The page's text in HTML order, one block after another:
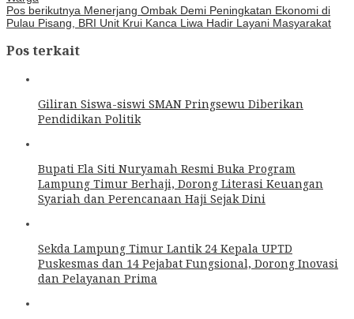
Pos berikutnya Menerjang Ombak Demi Peningkatan Ekonomi di
Pulau Pisang, BRI Unit Krui Kanca Liwa Hadir Layani Masyarakat
Pos terkait
Giliran Siswa-siswi SMAN Pringsewu Diberikan
Pendidikan Politik
Bupati Ela Siti Nuryamah Resmi Buka Program
Lampung Timur Berhaji, Dorong Literasi Keuangan
Syariah dan Perencanaan Haji Sejak Dini
Sekda Lampung Timur Lantik 24 Kepala UPTD
Puskesmas dan 14 Pejabat Fungsional, Dorong Inovasi
dan Pelayanan Prima